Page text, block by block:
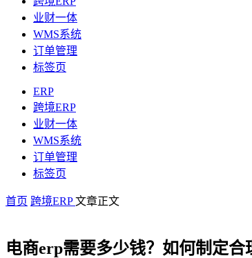
业财一体
WMS系统
订单管理
标签页
ERP
跨境ERP
业财一体
WMS系统
订单管理
标签页
首页 跨境ERP文章正文
电商erp需要多少钱？如何制定合